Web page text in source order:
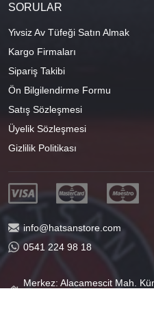
SORULAR
Yivsiz Av Tüfeği Satın Almak
Kargo Firmaları
Sipariş Takibi
Ön Bilgilendirme Formu
Satış Sözleşmesi
Üyelik Sözleşmesi
Gizlilik Politikası
info@hatsanstore.com
0541 224 98 18
Merkez: Alacamescit Mah.